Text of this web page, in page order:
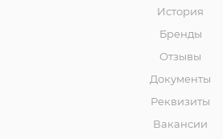
История
Бренды
Отзывы
Документы
Реквизиты
Вакансии